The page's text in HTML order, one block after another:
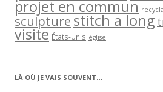
projet en commun
sculpturestitch a long
visite États-Unis église
LÀ OÙ JE VAIS SOUVENT…